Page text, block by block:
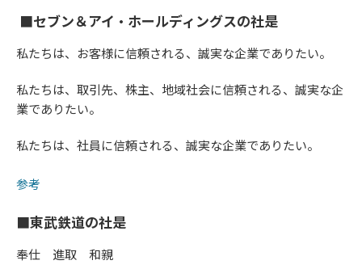
■セブン＆アイ・ホールディングスの社是
私たちは、お客様に信頼される、誠実な企業でありたい。
私たちは、取引先、株主、地域社会に信頼される、誠実な企
業でありたい。
私たちは、社員に信頼される、誠実な企業でありたい。
参考
■東武鉄道の社是
奉仕 進取 和親